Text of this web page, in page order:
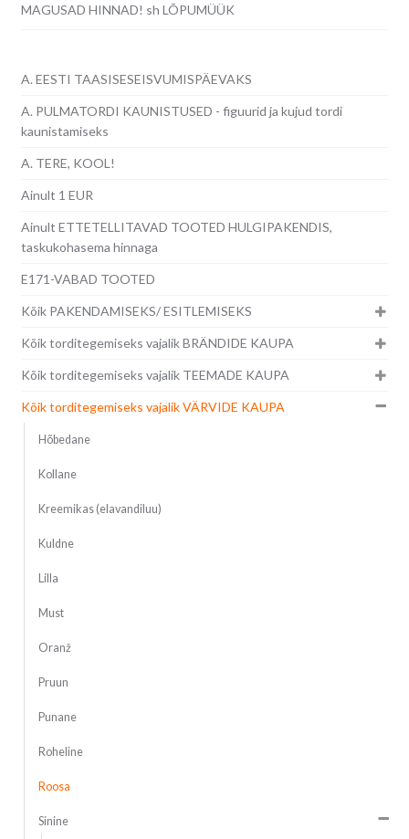
MAGUSAD HINNAD! sh LÕPUMÜÜK
A. EESTI TAASISESEISVUMISPÄEVAKS
A. PULMATORDI KAUNISTUSED - figuurid ja kujud tordi
kaunistamiseks
A. TERE, KOOL!
Ainult 1 EUR
Ainult ETTETELLITAVAD TOOTED HULGIPAKENDIS,
taskukohasema hinnaga
E171-VABAD TOOTED
Kõik PAKENDAMISEKS/ ESITLEMISEKS
Kõik torditegemiseks vajalik BRÄNDIDE KAUPA
Kõik torditegemiseks vajalik TEEMADE KAUPA
Kõik torditegemiseks vajalik VÄRVIDE KAUPA
Hõbedane
Kollane
Kreemikas (elavandiluu)
Kuldne
Lilla
Must
Oranž
Pruun
Punane
Roheline
Roosa
Sinine